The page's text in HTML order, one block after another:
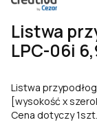
Listwa
LPC-06i
Listwa
[wysokość x
Cena dotyczy